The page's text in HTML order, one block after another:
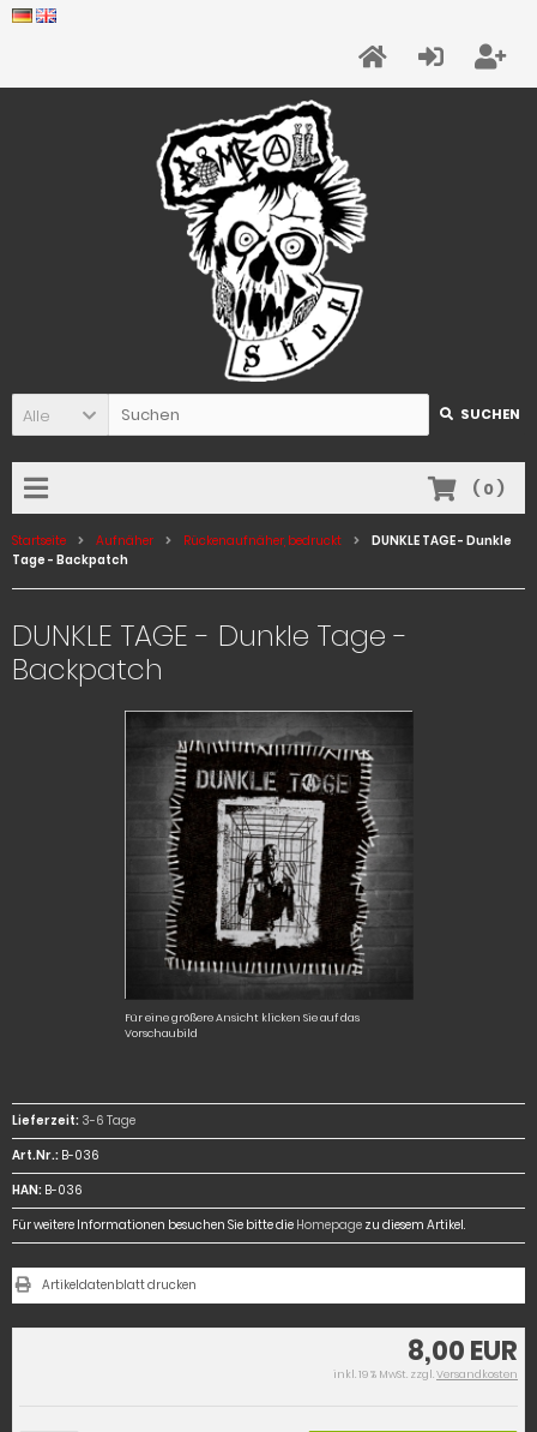
Alle SUCHEN
( 0)
Startseite Aufnäher Rückenaufnäher, bedruckt
DUNKLE TAGE - Dunkle
Tage - Backpatch
DUNKLE TAGE - Dunkle Tage -
Backpatch
Für eine größere Ansicht klicken Sie auf das
Vorschaubild
8,00 EUR
inkl. 19 % MwSt. zzgl.Versandkosten
Lieferzeit: 3-6 Tage
Art.Nr.: B-036
HAN: B-036
Für weitere Informationen besuchen Sie bitte die Homepage zu diesem Artikel.
Artikeldatenblatt drucken